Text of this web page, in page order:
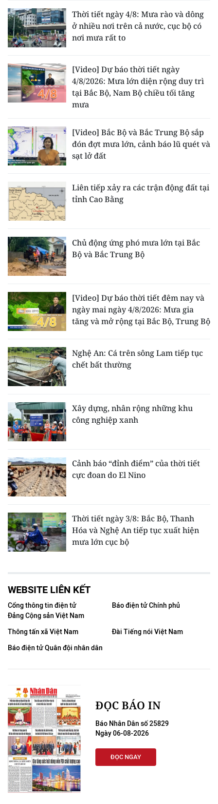
Thời tiết ngày 4/8: Mưa rào và dông
ở nhiều nơi trên cả nước, cục bộ có
nơi mưa rất to
[Video] Dự báo thời tiết ngày
4/8/2026: Mưa lớn diện rộng duy trì
tại Bắc Bộ, Nam Bộ chiều tối tăng
mưa
[Video] Bắc Bộ và Bắc Trung Bộ sắp
đón đợt mưa lớn, cảnh báo lũ quét và
sạt lở đất
Liên tiếp xảy ra các trận động đất tại
tỉnh Cao Bằng
Chủ động ứng phó mưa lớn tại Bắc
Bộ và Bắc Trung Bộ
[Video] Dự báo thời tiết đêm nay và
ngày mai ngày 4/8/2026: Mưa gia
tăng và mở rộng tại Bắc Bộ, Trung Bộ
Nghệ An: Cá trên sông Lam tiếp tục
chết bất thường
Xây dựng, nhân rộng những khu
công nghiệp xanh
Cảnh báo “đỉnh điểm” của thời tiết
cực đoan do El Nino
Thời tiết ngày 3/8: Bắc Bộ, Thanh
Hóa và Nghệ An tiếp tục xuất hiện
mưa lớn cục bộ
WEBSITE LIÊN KẾT
Cổng thông tin điện tử
Đảng Cộng sản Việt Nam
Báo điện tử Chính phủ
Thông tấn xã Việt Nam
Đài Tiếng nói Việt Nam
Báo điện tử Quân đội nhân dân
ĐỌC BÁO IN
Báo Nhân Dân số 25829
Ngày 06-08-2026
ĐỌC NGAY